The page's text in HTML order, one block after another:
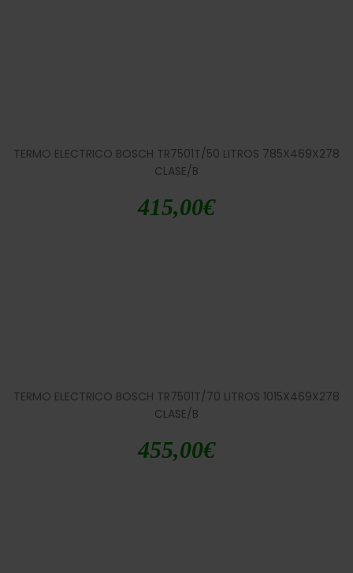
TERMO ELECTRICO BOSCH TR7501T/50 LITROS 785X469X278
CLASE/B
415,00€
TERMO ELECTRICO BOSCH TR7501T/70 LITROS 1015X469X278
CLASE/B
455,00€